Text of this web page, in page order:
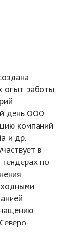
опыт работы
день ООО
компаний
и др.
в
по